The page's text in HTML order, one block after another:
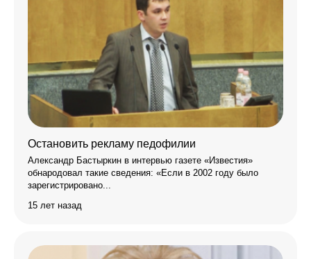
Остановить рекламу педофилии
Александр Бастыркин в интервью газете «Известия»
обнародовал такие сведения: «Если в 2002 году было
зарегистрировано...
15 лет назад